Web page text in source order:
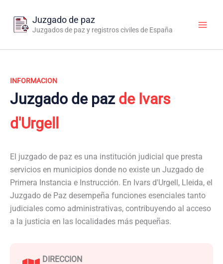
contenido
Juzgado de paz
Juzgados de paz y registros civiles de España
INFORMACION
Juzgado de paz de Ivars
d'Urgell
El juzgado de paz es una institución judicial que presta
servicios en municipios donde no existe un Juzgado de
Primera Instancia e Instrucción. En Ivars d'Urgell, Lleida, el
Juzgado de Paz desempeña funciones esenciales tanto
judiciales como administrativas, contribuyendo al acceso
a la justicia en las localidades más pequeñas.
DIRECCION